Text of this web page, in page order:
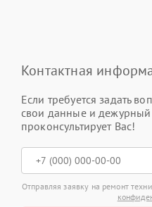
Контактная
Если требуется задать
свои данные и дежурный
проконсультирует Вас!
Отправляя заявку на ремонт